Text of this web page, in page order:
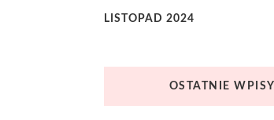
LISTOPAD 2024
OSTATNIE WPISY